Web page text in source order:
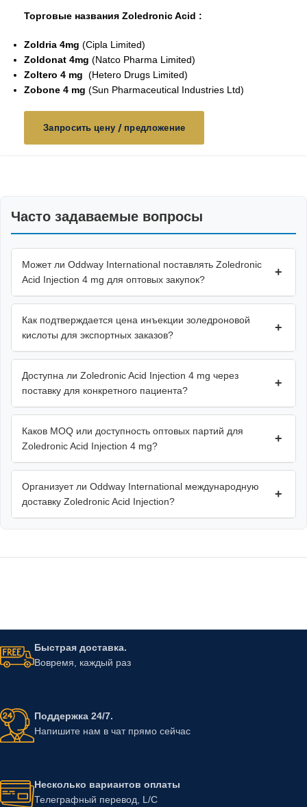
Торговые названия Zoledronic Acid :
Zoldria 4mg (Cipla Limited)
Zoldonat 4mg (Natco Pharma Limited)
Zoltero 4 mg (Hetero Drugs Limited)
Zobone 4 mg (Sun Pharmaceutical Industries Ltd)
Запросить цену / предложение
Часто задаваемые вопросы
Может ли Oddway International поставлять Zoledronic
Acid Injection 4 mg для оптовых закупок?
+
Как подтверждается цена инъекции золедроновой
кислоты для экспортных заказов?
+
Доступна ли Zoledronic Acid Injection 4 mg через
поставку для конкретного пациента?
+
Каков MOQ или доступность оптовых партий для
Zoledronic Acid Injection 4 mg?
+
Организует ли Oddway International международную
доставку Zoledronic Acid Injection?
+
Быстрая доставка.
Вовремя, каждый раз
Поддержка 24/7.
Напишите нам в чат прямо сейчас
Несколько вариантов оплаты
Телеграфный перевод, L/C